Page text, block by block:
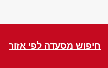
חיפוש מסעדה לפי אזור